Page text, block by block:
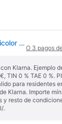
Denim Loose Pants - multicolor - 29
O 3 pagos
Klarna. Ejemplo
TIN 0 % TAE 0 %.
para residentes
Klarna. Importe
y resto de
.